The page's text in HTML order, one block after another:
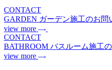
CONTACT
GARDEN ガーデン施工のお問
view more
CONTACT
BATHROOM バスルーム施工
view more